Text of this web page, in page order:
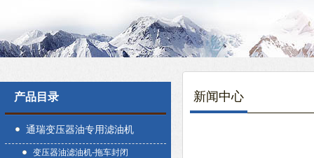
产品目录
通瑞变压器油专用滤油机
变压器油滤油机-拖车封闭
新闻中心